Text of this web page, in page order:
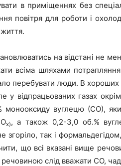
в приміщеннях без
повітря для роботи і
на відстані не
всіма шляхами потрапляння
перебувати люди. В хороших
у відпрацьованих газах
монооксиду вуглецю (СО),
x), а також 0,2-3,0 об.%
так і
що всі вказані вище
слід вважати СО,